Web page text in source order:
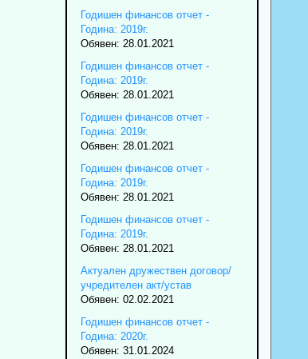
Годишен финансов отчет -
Година: 2019г.
Обявен: 28.01.2021
Годишен финансов отчет -
Година: 2019г.
Обявен: 28.01.2021
Годишен финансов отчет -
Година: 2019г.
Обявен: 28.01.2021
Годишен финансов отчет -
Година: 2019г.
Обявен: 28.01.2021
Годишен финансов отчет -
Година: 2019г.
Обявен: 28.01.2021
Актуален дружествен договор/
учредителен акт/устав
Обявен: 02.02.2021
Годишен финансов отчет -
Година: 2020г.
Обявен: 31.01.2024